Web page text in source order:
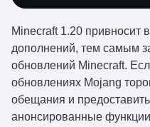
Minecraft 1.20 привносит
дополнений, тем самым
обновлений Minecraft.
обновлениях Mojang
обещания и
анонсированные